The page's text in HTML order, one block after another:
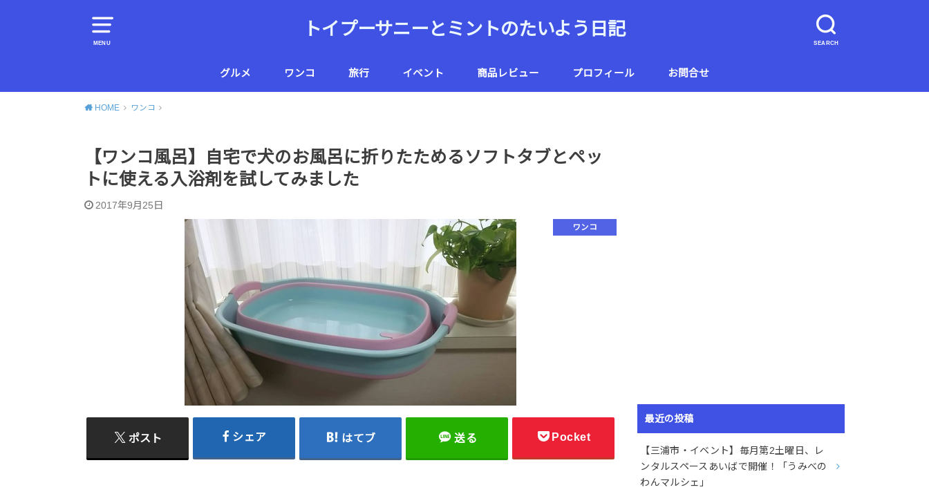
MENU SEARCH
トイプーサニーとミントのたいよう日記
グルメ ワンコ 旅行 イベント 商品レビュー プロフィール お問合せ
HOME ワンコ
【ワンコ風呂】自宅で犬のお風呂に折りたためるソフトタブとペッ
トに使える入浴剤を試してみました
2017年9月25日
ワンコ
ポスト シェア はてブ 送る Pocket
最近の投稿
【三浦市・イベント】毎月第2土曜日、レ
ンタルスペースあいばで開催！「うみべの
わんマルシェ」